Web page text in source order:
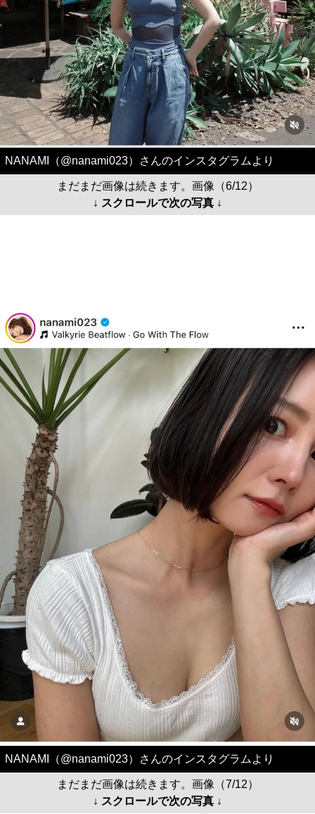
NANAMI（@nanami023）さんのインスタグラムより
まだまだ画像は続きます。画像（6/12）
↓ スクロールで次の写真 ↓
NANAMI（@nanami023）さんのインスタグラムより
まだまだ画像は続きます。画像（7/12）
↓ スクロールで次の写真 ↓